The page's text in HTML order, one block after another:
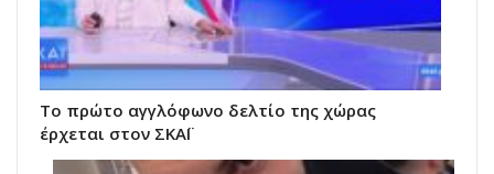
Το πρώτο αγγλόφωνο δελτίο της χώρας
έρχεται στον ΣΚΑΪ